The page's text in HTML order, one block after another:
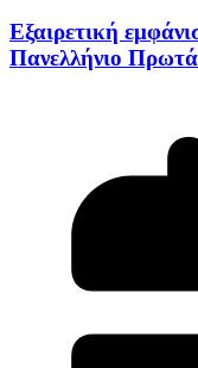
Εξαιρετική
Πανελλήνιο